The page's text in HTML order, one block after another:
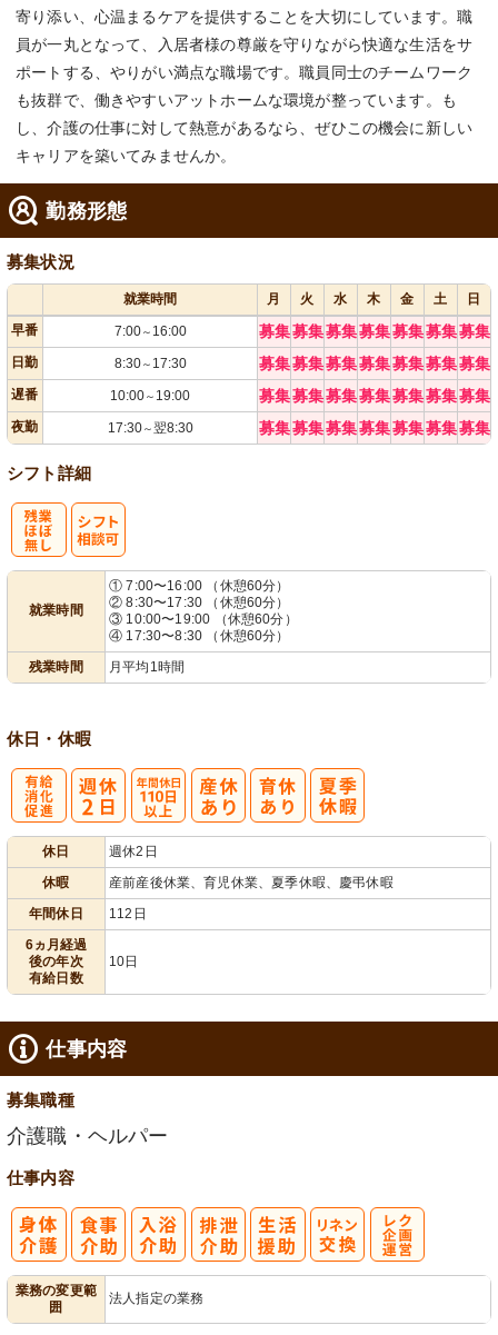
寄り添い、心温まるケアを提供することを大切にしています。職
員が一丸となって、入居者様の尊厳を守りながら快適な生活をサ
ポートする、やりがい満点な職場です。職員同士のチームワーク
も抜群で、働きやすいアットホームな環境が整っています。も
し、介護の仕事に対して熱意があるなら、ぜひこの機会に新しい
キャリアを築いてみませんか。
勤務形態
募集状況
就業時間 月 火 水 木 金 土
日
早番
7:00～ 16:00 募集募集募集募集募集募集募集
日勤 8:30～ 17:30 募集募集募集募集募集募集募集
遅番 10:00～ 19:00 募集募集募集募集募集募集募集
夜勤 17:30～翌8:30 募集募集募集募集募集募集募集
シフト詳細
就業時間
① 7:00〜16:00 （休憩60分）
② 8:30〜17:30 （休憩60分）
③ 10:00〜19:00 （休憩60分）
④ 17:30〜8:30 （休憩60分）
残業時間
月平均1時間
休日・休暇
休日
週休2日
休暇
産前産後休業、育児休業、夏季休暇、慶弔休暇
年間休日
112日
6ヵ月経過
後の年次
有給日数
10日
仕事内容
募集職種
介護職・ヘルパー
仕事内容
業務の変更範
囲
法人指定の業務